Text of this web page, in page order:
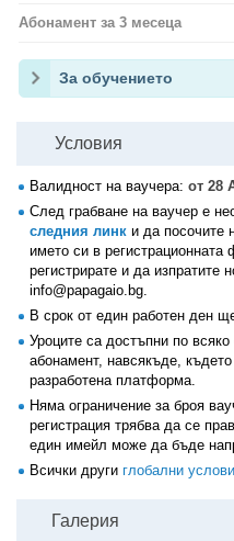
Абонамент за 3 месеца
За обучението
Условия
Валидност на ваучера: от 28
След грабване на ваучер е
следния линк и да посочите
името си в
регистрирате и да изпратите
info@papagaio.bg.
В срок от един работен ден
Уроците са достъпни по
абонамент, навсякъде,
разработена платформа.
Няма ограничение за броя
регистрация трябва да се
един имейл може да бъде
Всички други глобални
Галерия